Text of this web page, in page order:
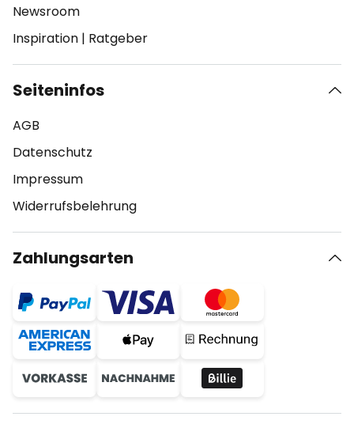
Newsroom
Inspiration | Ratgeber
Seiteninfos
AGB
Datenschutz
Impressum
Widerrufsbelehrung
Zahlungsarten